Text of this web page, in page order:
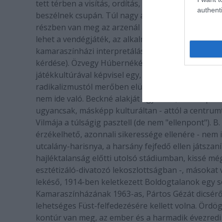
tett térben a visítás, ordítás, hőzöngés, öklelés
beszélnek csupán. Túl nagy a rohangászás; nem
részben van meg az arzenál a preabszurd
lehet a vendégjáték, az alkalmi színhely
kamaraszínházi interpretálás között (a jelek
kérdése). Özvegy Húbernéként az előbb
játékkultúrával képvisel egy, a Bodó Viktor-féle -
radikalizmustól merőben elütő felfogást,
nem ide való. Beckné alakját egy fiatal, más
ugyancsak, másképp kulturáltan - attól a
Vilmája a túlságig pasztell (de nem "ellenpont").
érzékelhető, azonnali sikeressége ellenére -
utcalány-harisnya, a harsány fejfedő ellen
hajléktalanság előtti utolsó stádiumban, kissé
esztétizáló-divatozó lekoszlottságban -,
lekéső, 1914-ben keletkezett Boldogtalanok egy
Kamaraszínházának 1963-as, Pártos Gézát
lehetséges Füst-felfedezésére kellett volna.
kontúr van meg, az ember és a harmadik